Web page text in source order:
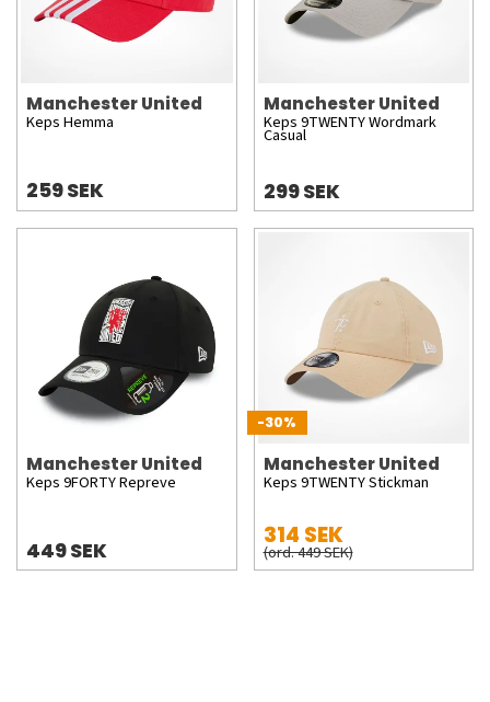
Manchester United
Keps Hemma
259 SEK
Manchester United
Keps 9TWENTY Wordmark
Casual
299 SEK
Manchester United
Keps 9FORTY Repreve
449 SEK
-30%
Manchester United
Keps 9TWENTY Stickman
314 SEK
(ord. 449 SEK)